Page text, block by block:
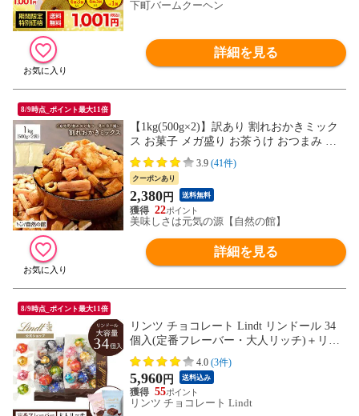
下町バームクーヘン
詳細を見る
8/9時点_ポイント最大11倍
【1kg(500g×2)】訳あり 割れおかきミック
ス お菓子 メガ盛り お茶うけ おつまみ 送
料無料 宅配便
3.9 (41件)
クーポンあり
2,380円 送料無料
22
美味しさは元気の源【自然の館】
詳細を見る
8/9時点_ポイント最大11倍
リンツ チョコレート Lindt リンドール 34
個入(定番フレーバー・大人リッチ)＋リン
ツ チョコウェイファー 2個入 送料込
4.0 (3件)
5,960円 送料込み
55
リンツ チョコレート Lindt